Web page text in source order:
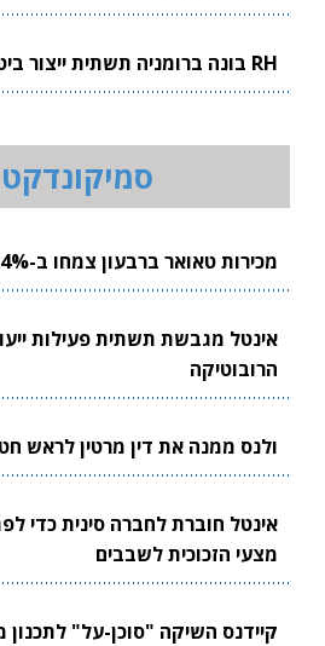
RH בונה ברומניה תשתית ייצור ביטחוני ישראלית
מכירות טאואר ברבעון צמחו ב-24%
אינטל מגבשת תשתית פעילות
הרובוטיקה
ולנס ממנה את דין מרטין לראש
אינטל חוברת לחברה סינית כדי
מצעי הזכוכית לשבבים
קיידנס השיקה "סוכן-על"